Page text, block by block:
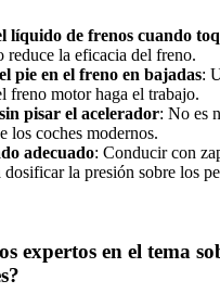
líquido de frenos cuando
reduce la eficacia del freno.
pie en el freno en bajadas:
freno motor haga el trabajo.
pisar el acelerador: No es
los coches modernos.
adecuado: Conducir con
dosificar la presión sobre los
expertos en el tema